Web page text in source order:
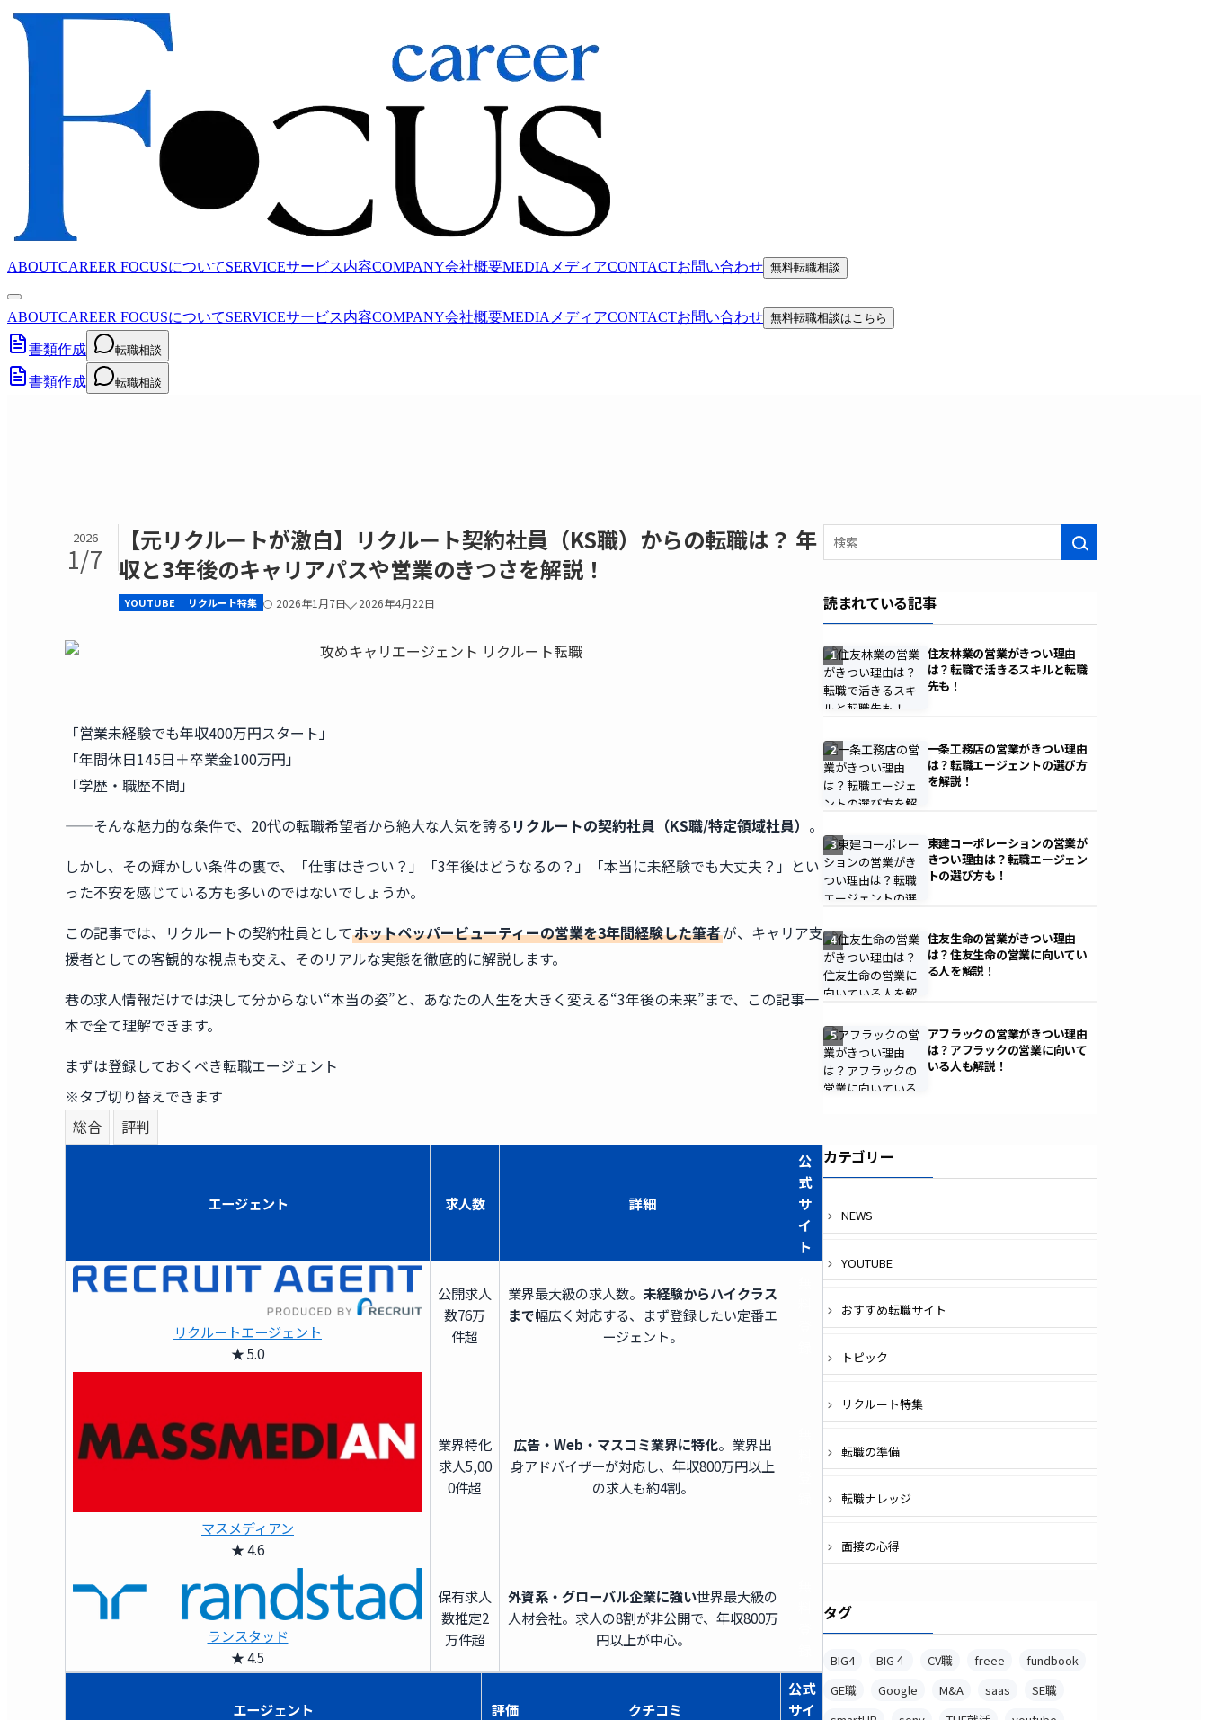
ABOUTCAREER FOCUSについてSERVICEサービス内容COMPANY会社概要MEDIA メディアCONTACTお問い合わせ 無料転職相談
ABOUTCAREER FOCUSについてSERVICEサービス内容COMPANY会社概要MEDIA メディアCONTACTお問い合わせ 無料転職相談はこちら
書類作成 転職相談
書類作成 転職相談
2026
1/7
【元リクルートが激白】リクルート契約社員（KS職）からの転職は？ 年
収と3年後のキャリアパスや営業のきつさを解説！
YOUTUBE リクルート特集 2026年1月7日 2026年4月22日
「営業未経験でも年収400万円スタート」
「年間休日145日＋卒業金100万円」
「学歴・職歴不問」
——そんな魅力的な条件で、20代の転職希望者から絶大な人気を誇る リクルートの契約社員（KS職/特定領域社員） 。
しかし、その輝かしい条件の裏で、「仕事はきつい？」「3年後はどうなるの？」「本当に未経験でも大丈夫？」とい
った不安を感じている方も多いのではないでしょうか。
この記事では、リクルートの契約社員としてホットペッパービューティーの営業を3年間経験した筆者が、キャリア支
援者としての客観的な視点も交え、そのリアルな実態を徹底的に解説します。
巷の求人情報だけでは決して分からない“本当の姿”と、あなたの人生を大きく変える“3年後の未来”まで、この記事一
本で全て理解できます。
まずは登録しておくべき転職エージェント
※タブ切り替えできます
総合
評判
エージェント 求人数 詳細
公
式
サ
イ
ト
リクルートエージェント
★ 5.0
公開求人
数76万
件超
業界最大級の求人数。 未経験からハイクラス
まで幅広く対応する、まず登録したい定番エ
ージェント。
マスメディアン
★ 4.6
業界特化
求人5,00
0件超
広告・Web・マスコミ業界に特化。業界出
身アドバイザーが対応し、年収800万円以上
の求人も約4割。
ランスタッド
★ 4.5
保有求人
数推定2
万件超
外資系・グローバル企業に強い世界最大級の
人材会社。求人の8割が非公開で、年収800万
円以上が中心。
エージェント 評価 クチコミ
公式
サイ
検索
読まれている記事
1
住友林業の営業がきつい理由
は？転職で活きるスキルと転職
先も！
2
一条工務店の営業がきつい理由
は？転職エージェントの選び方
を解説！
3
東建コーポレーションの営業が
きつい理由は？転職エージェン
トの選び方も！
4
住友生命の営業がきつい理由
は？住友生命の営業に向いてい
る人を解説！
5
アフラックの営業がきつい理由
は？アフラックの営業に向いて
いる人も解説！
カテゴリー
NEWS
YOUTUBE
おすすめ転職サイト
トピック
リクルート特集
転職の準備
転職ナレッジ
面接の心得
タグ
BIG4 BIG４ CV職 freee
fundbook
GE職
Google M&A saas
SE職